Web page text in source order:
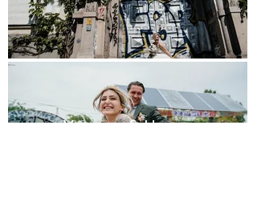
Vanessa & Hagen